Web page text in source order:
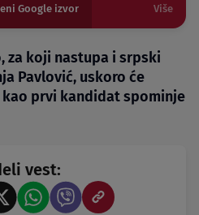
Google izvor Više
za koji nastupa i srpski
Pavlović, uskoro će
prvi kandidat spominje
vest: